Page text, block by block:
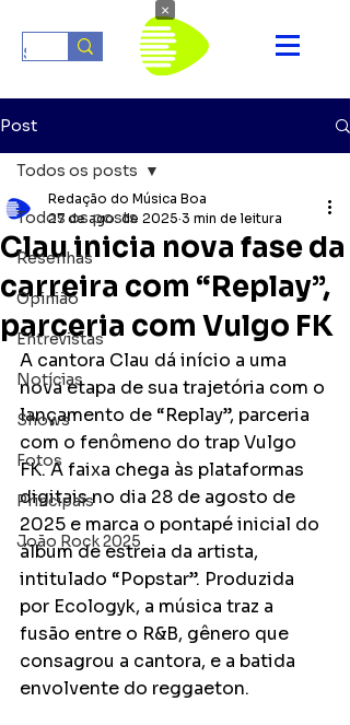
Post
Todos os posts
Resenhas
Opinião
Entrevistas
Notícias
Shows
Fotos
Principais
João Rock 2025
Todos os posts
Clau inicia nova fase da
carreira com “Replay”,
parceria com Vulgo FK
Redação do Música Boa
27 de ago. de 2025 3 min de leitura
A cantora Clau dá início a uma
nova etapa de sua trajetória com o
lançamento de “Replay”, parceria
com o fenômeno do trap Vulgo
FK. A faixa chega às plataformas
digitais no dia 28 de agosto de
2025 e marca o pontapé inicial do
álbum de estreia da artista,
intitulado “Popstar”. Produzida
por Ecologyk, a música traz a
fusão entre o R&B, gênero que
consagrou a cantora, e a batida
envolvente do reggaeton.
×